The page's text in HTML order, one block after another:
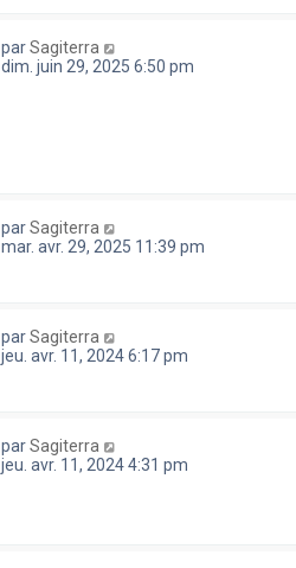
parSagiterra
dim. juin 29, 2025 6:50 pm
parSagiterra
mar. avr. 29, 2025 11:39 pm
parSagiterra
jeu. avr. 11, 2024 6:17 pm
parSagiterra
jeu. avr. 11, 2024 4:31 pm